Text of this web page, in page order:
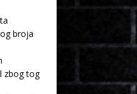
broja
zbog tog